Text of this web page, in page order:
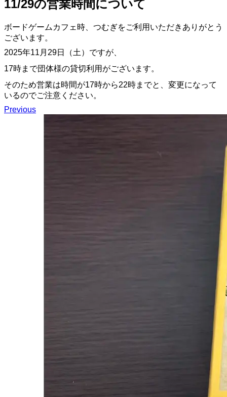
11/29の営業時間について
ボードゲームカフェ時、つむぎをご利用いただきありがとう
ございます。
2025年11月29日（土）ですが、
17時まで団体様の貸切利用がございます。
そのため営業は時間が17時から22時までと、変更になって
いるのでご注意ください。
Previous